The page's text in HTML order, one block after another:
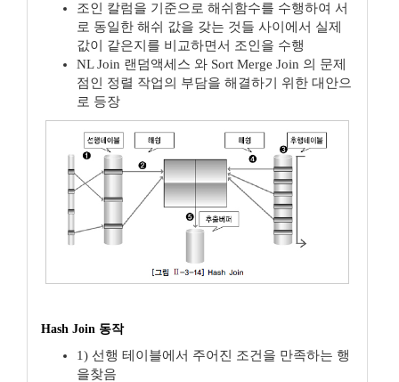
조인 칼럼을 기준으로 해쉬함수를 수행하여 서
로 동일한 해쉬 값을 갖는 것들 사이에서 실제
값이 같은지를 비교하면서 조인을 수행
NL Join 랜덤액세스 와 Sort Merge Join 의 문제
점인 정렬 작업의 부담을 해결하기 위한 대안으
로 등장
Hash Join 동작
1) 선행 테이블에서 주어진 조건을 만족하는 행
을찾음